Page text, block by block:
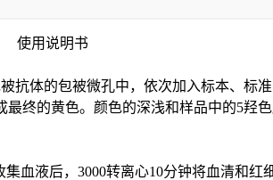
使用说明书
抗体的包被微孔中，依次加入标本、标
终的黄色。颜色的深浅和样品中的5羟
血液后，3000转离心10分钟将血清和红